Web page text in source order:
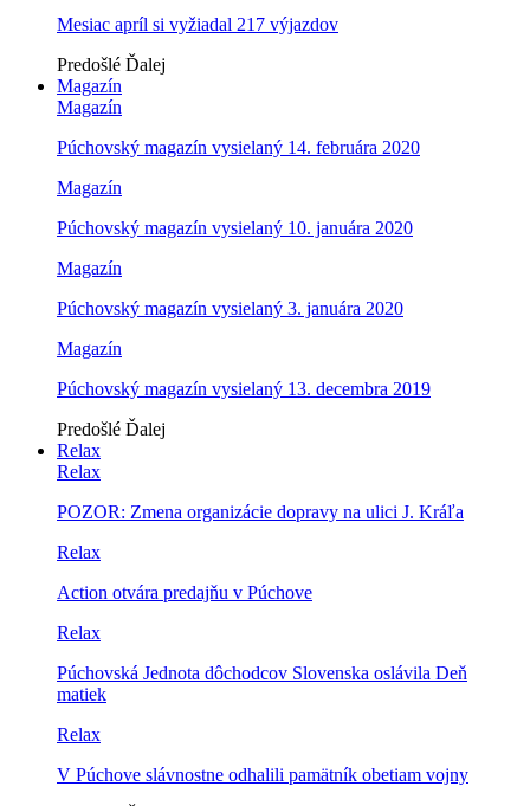
Mesiac apríl si vyžiadal 217 výjazdov
Predošlé Ďalej
Magazín
Magazín
Púchovský magazín vysielaný 14. februára 2020
Magazín
Púchovský magazín vysielaný 10. januára 2020
Magazín
Púchovský magazín vysielaný 3. januára 2020
Magazín
Púchovský magazín vysielaný 13. decembra 2019
Predošlé Ďalej
Relax
Relax
POZOR: Zmena organizácie dopravy na ulici J. Kráľa
Relax
Action otvára predajňu v Púchove
Relax
Púchovská Jednota dôchodcov Slovenska oslávila Deň
matiek
Relax
V Púchove slávnostne odhalili pamätník obetiam vojny